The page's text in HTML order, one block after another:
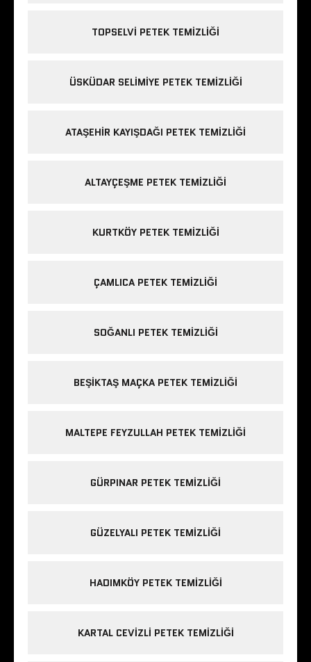
TOPSELVI PETEK TEMIZLIĞI
ÜSKÜDAR SELIMIYE PETEK TEMIZLIĞI
ATAŞEHIR KAYIŞDAĞI PETEK TEMIZLIĞI
ALTAYÇEŞME PETEK TEMIZLIĞI
KURTKÖY PETEK TEMIZLIĞI
ÇAMLICA PETEK TEMIZLIĞI
SOĞANLI PETEK TEMIZLIĞI
BEŞIKTAŞ MAÇKA PETEK TEMIZLIĞI
MALTEPE FEYZULLAH PETEK TEMIZLIĞI
GÜRPINAR PETEK TEMIZLIĞI
GÜZELYALI PETEK TEMIZLIĞI
HADIMKÖY PETEK TEMIZLIĞI
KARTAL CEVIZLI PETEK TEMIZLIĞI